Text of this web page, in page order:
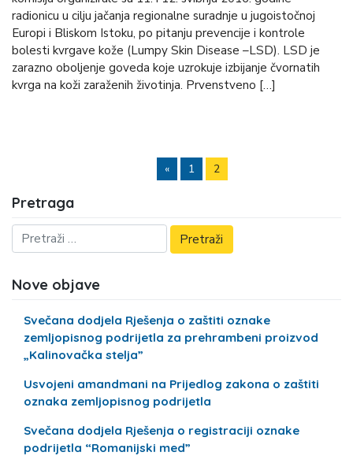
radionicu u cilju jačanja regionalne suradnje u jugoistočnoj
Europi i Bliskom Istoku, po pitanju prevencije i kontrole
bolesti kvrgave kože (Lumpy Skin Disease –LSD). LSD je
zarazno oboljenje goveda koje uzrokuje izbijanje čvornatih
kvrga na koži zaraženih životinja. Prvenstveno […]
« 1 2
Pretraga
Nove objave
Svečana dodjela Rješenja o zaštiti oznake
zemljopisnog podrijetla za prehrambeni proizvod
„Kalinovačka stelja”
Usvojeni amandmani na Prijedlog zakona o zaštiti
oznaka zemljopisnog podrijetla
Svečana dodjela Rješenja o registraciji oznake
podrijetla “Romanijski med”